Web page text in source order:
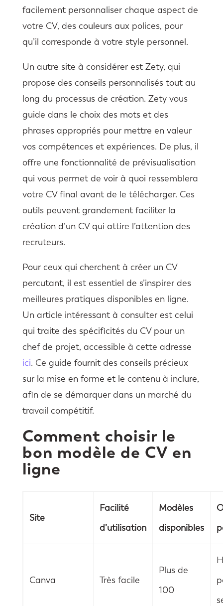
facilement personnaliser chaque aspect de
votre CV, des couleurs aux polices, pour
qu’il corresponde à votre style personnel.
Un autre site à considérer est Zety, qui
propose des conseils personnalisés tout au
long du processus de création. Zety vous
guide dans le choix des mots et des
phrases appropriés pour mettre en valeur
vos compétences et expériences. De plus, il
offre une fonctionnalité de prévisualisation
qui vous permet de voir à quoi ressemblera
votre CV final avant de le télécharger. Ces
outils peuvent grandement faciliter la
création d’un CV qui attire l’attention des
recruteurs.
Pour ceux qui cherchent à créer un CV
percutant, il est essentiel de s’inspirer des
meilleures pratiques disponibles en ligne.
Un article intéressant à consulter est celui
qui traite des spécificités du CV pour un
chef de projet, accessible à cette adresse
ici. Ce guide fournit des conseils précieux
sur la mise en forme et le contenu à inclure,
afin de se démarquer dans un marché du
travail compétitif.
Comment choisir le
bon modèle de CV en
ligne
Site
Facilité
d’utilisation
Modèles
disponibles
Canva Très facile
Plus de
100